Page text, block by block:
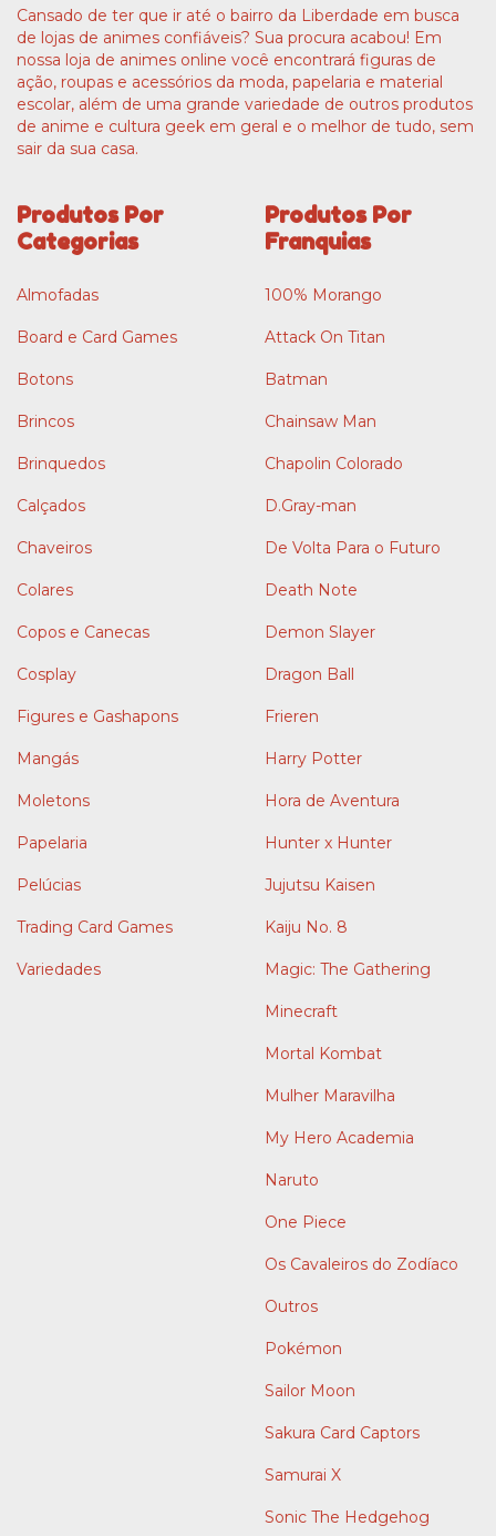
Cansado de ter que ir até o bairro da Liberdade em busca
de lojas de animes confiáveis? Sua procura acabou! Em
nossa loja de animes online você encontrará figuras de
ação, roupas e acessórios da moda, papelaria e material
escolar, além de uma grande variedade de outros produtos
de anime e cultura geek em geral e o melhor de tudo, sem
sair da sua casa.
Produtos Por
Categorias
Almofadas
Board e Card Games
Botons
Brincos
Brinquedos
Calçados
Chaveiros
Colares
Copos e Canecas
Cosplay
Figures e Gashapons
Mangás
Moletons
Papelaria
Pelúcias
Trading Card Games
Variedades
Produtos Por
Franquias
100% Morango
Attack On Titan
Batman
Chainsaw Man
Chapolin Colorado
D.Gray-man
De Volta Para o Futuro
Death Note
Demon Slayer
Dragon Ball
Frieren
Harry Potter
Hora de Aventura
Hunter x Hunter
Jujutsu Kaisen
Kaiju No. 8
Magic: The Gathering
Minecraft
Mortal Kombat
Mulher Maravilha
My Hero Academia
Naruto
One Piece
Os Cavaleiros do Zodíaco
Outros
Pokémon
Sailor Moon
Sakura Card Captors
Samurai X
Sonic The Hedgehog